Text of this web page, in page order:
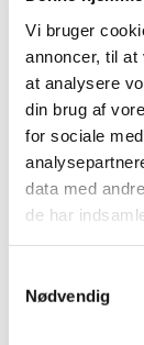
Vi bruger
annoncer, til
at analysere
din brug af
for sociale
data med
de har
Nødvendig
Du